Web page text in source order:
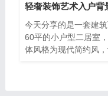
今天分享的是一套建
60平的小户型二居室
体风格为现代简约风